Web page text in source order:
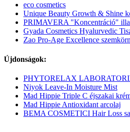
eco cosmetics
Unique Beauty Growth & Shine
PRIMAVERA "Koncentráció"
Gyada Cosmetics Hyalurvedic
Zao Pro-Age Excellence
Újdonságok:
PHYTORELAX
Niyok Leave-In Moisture Mist
Mad Hippie Triple C éjszakai
Mad Hippie Antioxidant arcolaj
BEMA COSMETICI Hair Loss